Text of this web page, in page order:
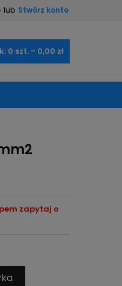
lub Stwórz konto
0 szt. - 0,00 zł
zapytaj o